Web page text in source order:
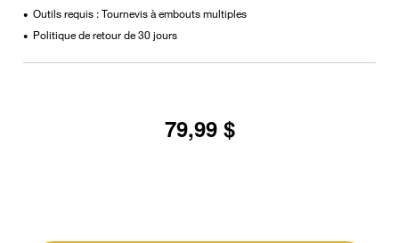
• Outils requis : Tournevis à embouts multiples
• Politique de retour de 30 jours
79,99 $